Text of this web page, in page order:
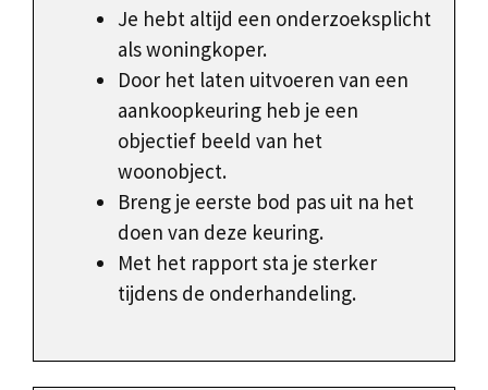
Je hebt altijd een onderzoeksplicht
als woningkoper.
Door het laten uitvoeren van een
aankoopkeuring heb je een
objectief beeld van het
woonobject.
Breng je eerste bod pas uit na het
doen van deze keuring.
Met het rapport sta je sterker
tijdens de onderhandeling.